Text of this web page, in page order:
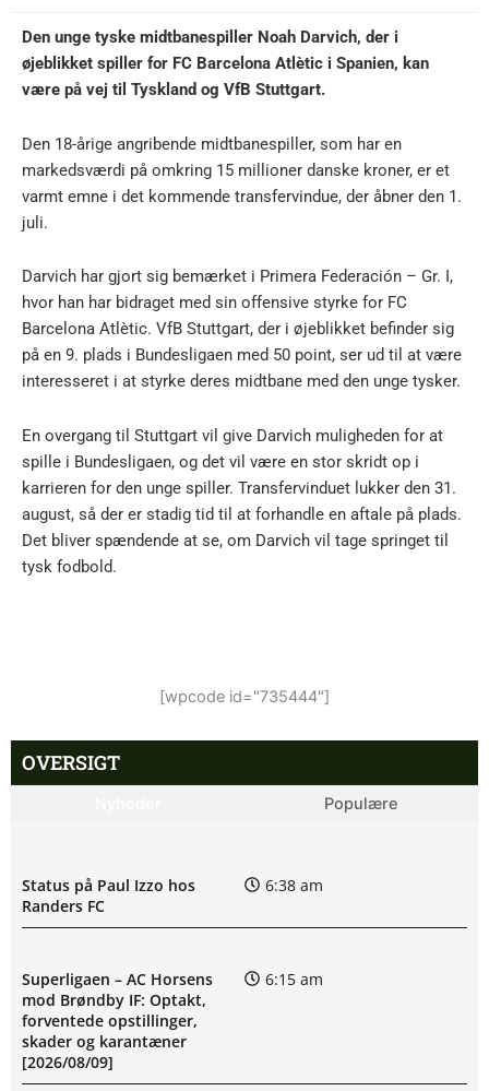
Den unge tyske midtbanespiller Noah Darvich, der i
øjeblikket spiller for FC Barcelona Atlètic i Spanien, kan
være på vej til Tyskland og VfB Stuttgart.
Den 18-årige angribende midtbanespiller, som har en
markedsværdi på omkring 15 millioner danske kroner, er et
varmt emne i det kommende transfervindue, der åbner den 1.
juli.
Darvich har gjort sig bemærket i Primera Federación – Gr. I,
hvor han har bidraget med sin offensive styrke for FC
Barcelona Atlètic. VfB Stuttgart, der i øjeblikket befinder sig
på en 9. plads i Bundesligaen med 50 point, ser ud til at være
interesseret i at styrke deres midtbane med den unge tysker.
En overgang til Stuttgart vil give Darvich muligheden for at
spille i Bundesligaen, og det vil være en stor skridt op i
karrieren for den unge spiller. Transfervinduet lukker den 31.
august, så der er stadig tid til at forhandle en aftale på plads.
Det bliver spændende at se, om Darvich vil tage springet til
tysk fodbold.
[wpcode id="735444"]
OVERSIGT
Populære
Status på Paul Izzo hos
Randers FC
6:38 am
Superligaen – AC Horsens
mod Brøndby IF: Optakt,
forventede opstillinger,
skader og karantæner
[2026/08/09]
6:15 am